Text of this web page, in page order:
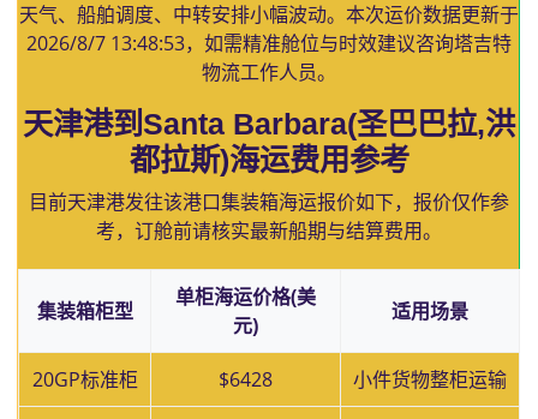
天气、船舶调度、中转安排小幅波动。本次运价数据更新于
2026/8/7 13:48:53，如需精准舱位与时效建议咨询塔吉特
物流工作人员。
天津港到Santa Barbara(圣巴巴拉,洪
都拉斯)海运费用参考
目前天津港发往该港口集装箱海运报价如下，报价仅作参
考，订舱前请核实最新船期与结算费用。
集装箱柜型
单柜海运价格(美
元)
适用场景
20GP标准柜 $6428 小件货物整柜运输